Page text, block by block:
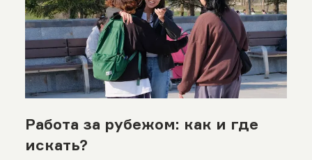
Работа за рубежом: как и где
искать?